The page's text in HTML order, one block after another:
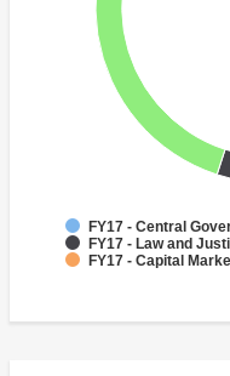
FY17 - Central
FY17 - Law and
FY17 - Capital